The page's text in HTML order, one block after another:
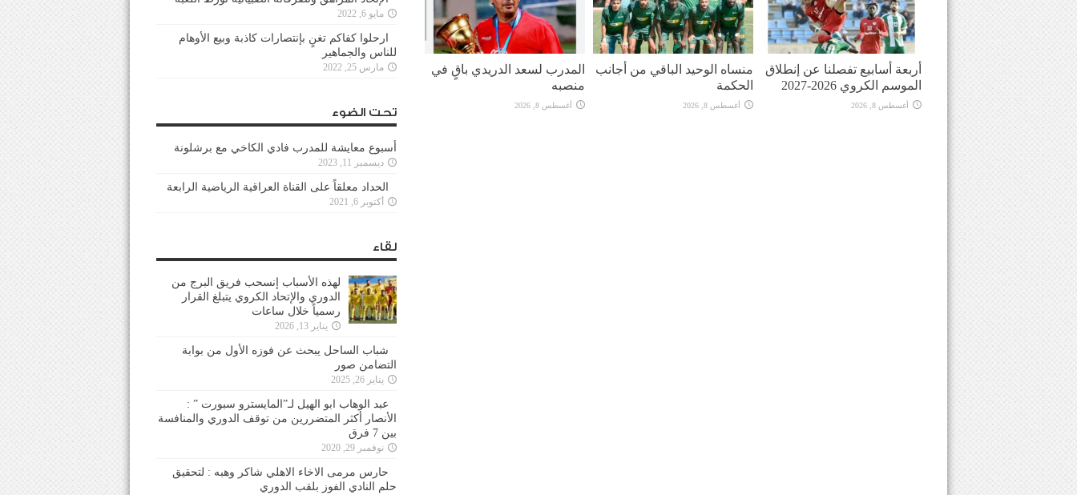
أربعة أسابيع تفصلنا عن إنطلاق
الموسم الكروي 2026-2027
أغسطس 8, 2026
منساه الوحيد الباقي من أجانب
الحكمة
أغسطس 8, 2026
المدرب لسعد الدريدي باقٍ في
منصبه
أغسطس 8, 2026
مايو 6, 2022
ارحلوا كفاكم تغنٍ بإنتصارات كاذبة وبيع الأوهام
للناس والجماهير
مارس 25, 2022
تحت الضوء
أسبوع معايشة للمدرب فادي الكاخي مع برشلونة
ديسمبر 11, 2023
الحداد معلقاً على القناة العراقية الرياضية الرابعة
أكتوبر 6, 2021
لقاء
لهذه الأسباب إنسحب فريق البرج من
الدوري والإتحاد الكروي يتبلغ القرار
رسمياً خلال ساعات
يناير 13, 2026
شباب الساحل يبحث عن فوزه الأول من بوابة
التضامن صور
يناير 26, 2025
عبد الوهاب ابو الهيل لـ”المايسترو سبورت ” :
الأنصار أكثر المتضررين من توقف الدوري والمنافسة
بين 7 فرق
نوفمبر 29, 2020
حارس مرمى الاخاء الاهلي شاكر وهبه : لتحقيق
حلم النادي الفوز بلقب الدوري